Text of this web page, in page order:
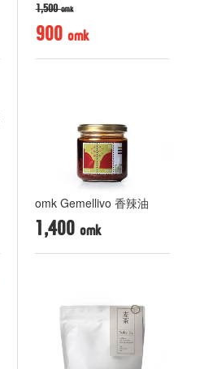
1,500
900
omk Gemellivo 香辣油
1,400